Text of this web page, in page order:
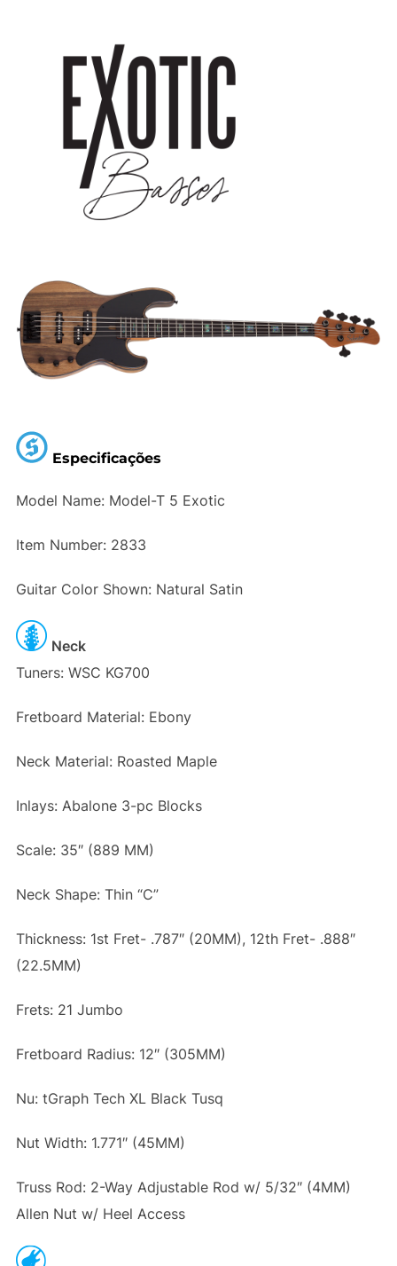
Especificações
Model Name: Model-T 5 Exotic
Item Number: 2833
Guitar Color Shown: Natural Satin
Neck
Tuners: WSC KG700
Fretboard Material: Ebony
Neck Material: Roasted Maple
Inlays: Abalone 3-pc Blocks
Scale: 35″ (889 MM)
Neck Shape: Thin “C”
Thickness: 1st Fret- .787″ (20MM), 12th Fret- .888″
(22.5MM)
Frets: 21 Jumbo
Fretboard Radius: 12″ (305MM)
Nu: tGraph Tech XL Black Tusq
Nut Width: 1.771″ (45MM)
Truss Rod: 2-Way Adjustable Rod w/ 5/32″ (4MM)
Allen Nut w/ Heel Access